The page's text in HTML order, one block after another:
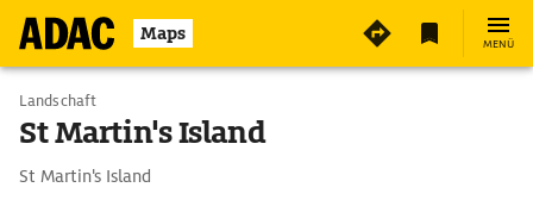
Maps MENÜ
Landschaft
St Martin's Island
St Martin's Island